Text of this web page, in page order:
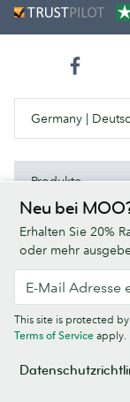
Neu bei
Erhalten Sie 20%
oder mehr
This site is protected
Terms of Service apply.
Germany |
Produkte
Papiersorten
Hilfe/Nützliche